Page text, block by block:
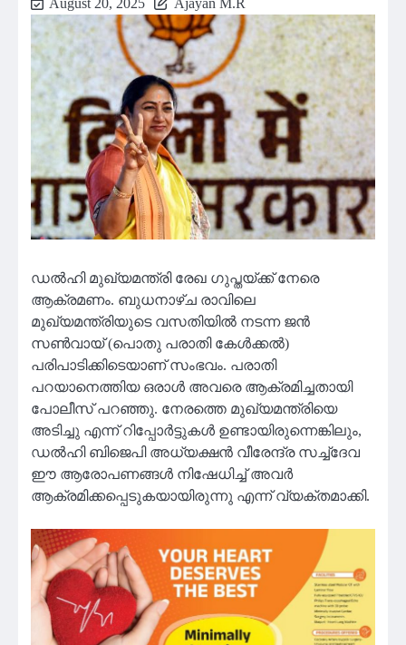
August 20, 2025 Ajayan M.R
ഡൽഹി മുഖ്യമന്ത്രി രേഖ ഗുപ്തയ്ക്ക് നേരെ
ആക്രമണം. ബുധനാഴ്ച രാവിലെ
മുഖ്യമന്ത്രിയുടെ വസതിയിൽ നടന്ന ജൻ
സൺവായ് (പൊതു പരാതി കേൾക്കൽ)
പരിപാടിക്കിടെയാണ് സംഭവം. പരാതി
പറയാനെത്തിയ ഒരാൾ അവരെ ആക്രമിച്ചതായി
പോലീസ് പറഞ്ഞു. നേരത്തെ മുഖ്യമന്ത്രിയെ
അടിച്ചു എന്ന് റിപ്പോർട്ടുകൾ ഉണ്ടായിരുന്നെങ്കിലും,
ഡൽഹി ബിജെപി അധ്യക്ഷൻ വീരേന്ദ്ര സച്ച്ദേവ
ഈ ആരോപണങ്ങൾ നിഷേധിച്ച് അവർ
ആക്രമിക്കപ്പെടുകയായിരുന്നു എന്ന് വ്യക്തമാക്കി.